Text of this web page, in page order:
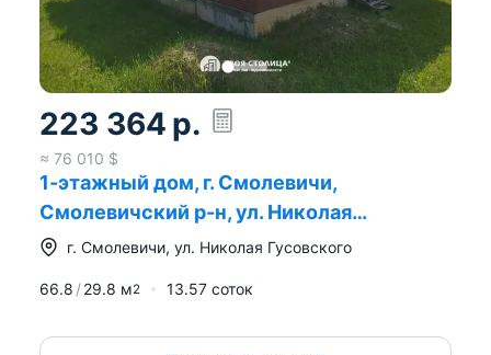
223 364 р.
≈ 76 010 $
1-этажный дом, г. Смолевичи,
Смолевичский р-н, ул. Николая
Гусовского
г. Смолевичи, ул. Николая Гусовского
66.8 29.8 м2 13.57 соток